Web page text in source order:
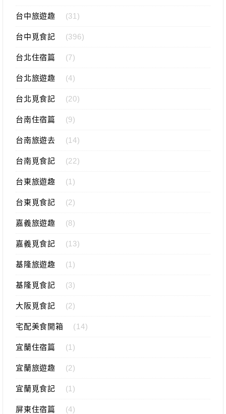
台中旅遊趣 (31)
台中覓食記 (396)
台北住宿篇 (7)
台北旅遊趣 (4)
台北覓食記 (20)
台南住宿篇 (9)
台南旅遊去 (14)
台南覓食記 (22)
台東旅遊趣 (1)
台東覓食記 (2)
嘉義旅遊趣 (8)
嘉義覓食記 (13)
基隆旅遊趣 (1)
基隆覓食記 (3)
大阪覓食記 (2)
宅配美食開箱 (14)
宜蘭住宿篇 (1)
宜蘭旅遊趣 (2)
宜蘭覓食記 (1)
屏東住宿篇 (4)